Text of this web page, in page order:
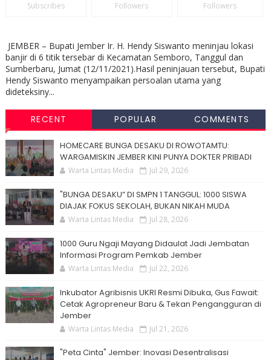
Subscribes Followers Followers
JEMBER – Bupati Jember Ir. H. Hendy Siswanto meninjau lokasi
banjir di 6 titik tersebar di Kecamatan Semboro, Tanggul dan
Sumberbaru, Jumat (12/11/2021).Hasil peninjauan tersebut, Bupati
Hendy Siswanto menyampaikan persoalan utama yang
dideteksiny...
RECENT POPULAR COMMENTS
HOMECARE BUNGA DESAKU DI ROWOTAMTU:
WARGAMISKIN JEMBER KINI PUNYA DOKTER PRIBADI
Warta Lintas Media Jul 29, 2026
"BUNGA DESAKU” DI SMPN 1 TANGGUL: 1000 SISWA
DIAJAK FOKUS SEKOLAH, BUKAN NIKAH MUDA
Warta Lintas Media Jul 28, 2026
1000 Guru Ngaji Mayang Didaulat Jadi Jembatan
Informasi Program Pemkab Jember
Warta Lintas Media Jul 22, 2026
Inkubator Agribisnis UKRI Resmi Dibuka, Gus Fawait:
Cetak Agropreneur Baru & Tekan Pengangguran di
Jember
Warta Lintas Media Jul 21, 2026
"Peta Cinta" Jember: Inovasi Desentralisasi